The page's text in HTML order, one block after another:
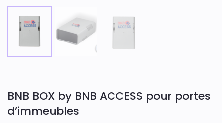
BNB BOX by BNB ACCESS pour portes
d’immeubles